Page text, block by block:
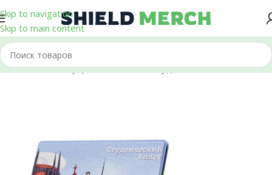
Skip to navigation
Skip to main content
Главная/Аксессуары/Обложки на студенческий билет